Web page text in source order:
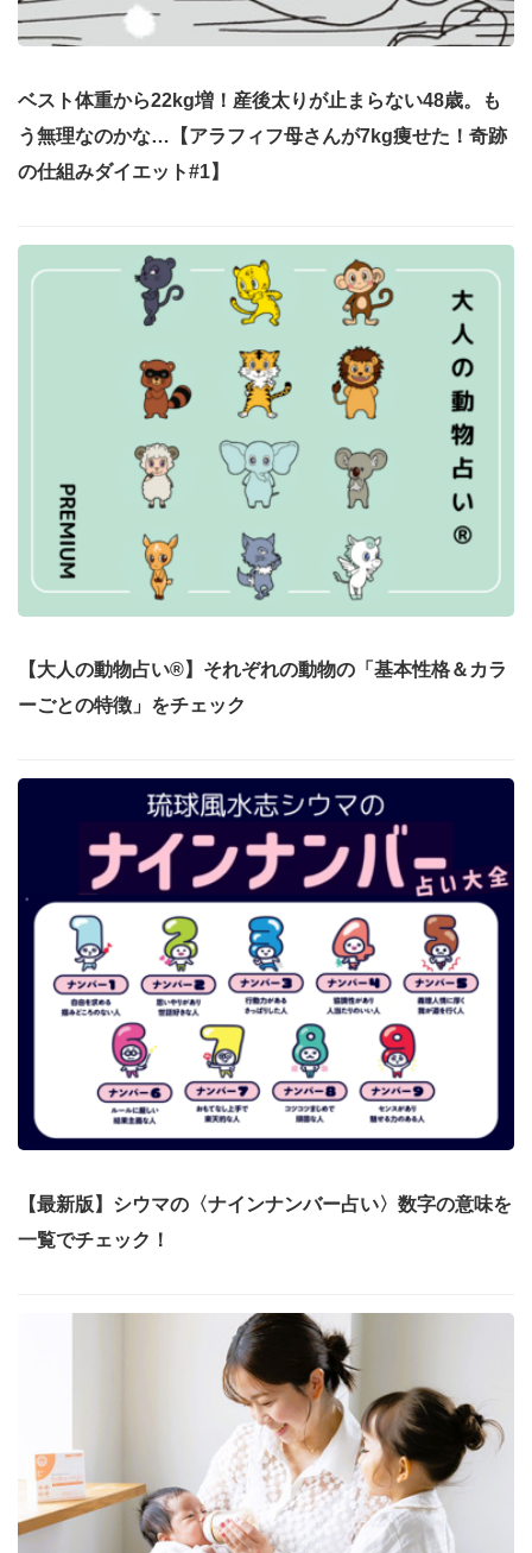
ベスト体重から22kg増！産後太りが止まらない48歳。も
う無理なのかな…【アラフィフ母さんが7kg痩せた！奇跡
の仕組みダイエット#1】
【大人の動物占い®】それぞれの動物の「基本性格＆カラ
ーごとの特徴」をチェック
【最新版】シウマの〈ナインナンバー占い〉数字の意味を
一覧でチェック！